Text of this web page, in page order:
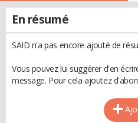
En résumé
SAID n'a pas encore ajouté de
Vous pouvez lui suggérer d'en
message. Pour cela ajoutez